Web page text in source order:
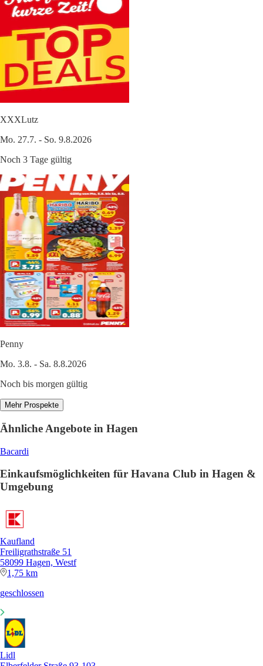
XXXLutz
Mo. 27.7. - So. 9.8.2026
Noch 3 Tage gültig
Penny
Mo. 3.8. - Sa. 8.8.2026
Noch bis morgen gültig
Mehr Prospekte
Ähnliche Angebote in Hagen
Bacardi
Einkaufsmöglichkeiten für Havana Club in Hagen &
Umgebung
Kaufland
Freiligrathstraße 51
58099 Hagen, Westf
1,75 km
geschlossen
Lidl